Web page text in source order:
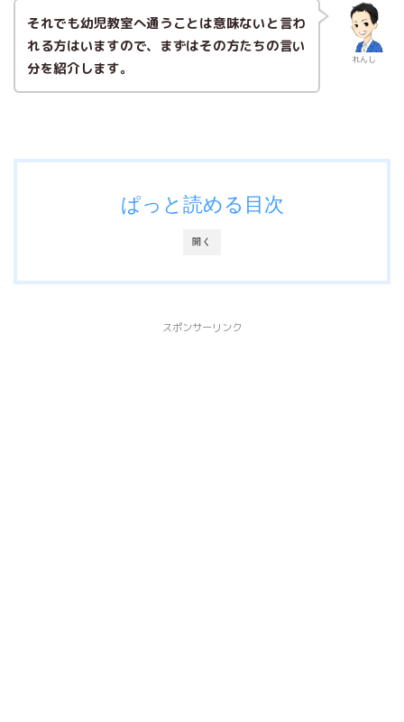
れんし
それでも幼児教室へ通うことは意味ないと言わ
れる方はいますので、まずはその方たちの言い
分を紹介します。
開く
ぱっと読める目次
スポンサーリンク